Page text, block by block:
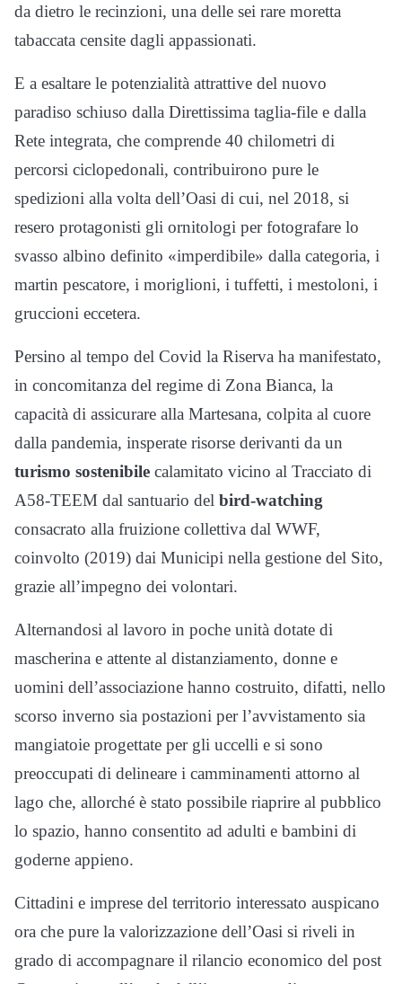
da dietro le recinzioni, una delle sei rare moretta
tabaccata censite dagli appassionati.
E a esaltare le potenzialità attrattive del nuovo
paradiso schiuso dalla Direttissima taglia-file e dalla
Rete integrata, che comprende 40 chilometri di
percorsi ciclopedonali, contribuirono pure le
spedizioni alla volta dell’Oasi di cui, nel 2018, si
resero protagonisti gli ornitologi per fotografare lo
svasso albino definito «imperdibile» dalla categoria, i
martin pescatore, i moriglioni, i tuffetti, i mestoloni, i
gruccioni eccetera.
Persino al tempo del Covid la Riserva ha manifestato,
in concomitanza del regime di Zona Bianca, la
capacità di assicurare alla Martesana, colpita al cuore
dalla pandemia, insperate risorse derivanti da un
turismo sostenibile calamitato vicino al Tracciato di
A58-TEEM dal santuario del bird-watching
consacrato alla fruizione collettiva dal WWF,
coinvolto (2019) dai Municipi nella gestione del Sito,
grazie all’impegno dei volontari.
Alternandosi al lavoro in poche unità dotate di
mascherina e attente al distanziamento, donne e
uomini dell’associazione hanno costruito, difatti, nello
scorso inverno sia postazioni per l’avvistamento sia
mangiatoie progettate per gli uccelli e si sono
preoccupati di delineare i camminamenti attorno al
lago che, allorché è stato possibile riaprire al pubblico
lo spazio, hanno consentito ad adulti e bambini di
goderne appieno.
Cittadini e imprese del territorio interessato auspicano
ora che pure la valorizzazione dell’Oasi si riveli in
grado di accompagnare il rilancio economico del post